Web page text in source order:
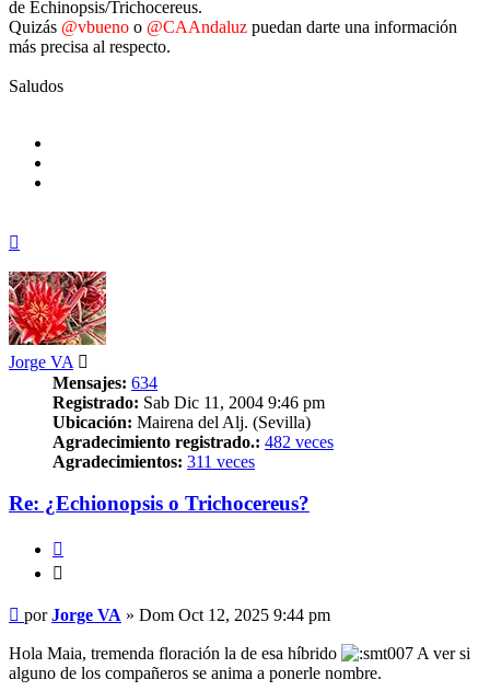
de Echinopsis/Trichocereus.
Quizás @vbueno o @CAAndaluz puedan darte una información
más precisa al respecto.
Saludos
Jorge VA
Mensajes: 634
Registrado: Sab Dic 11, 2004 9:46 pm
Ubicación: Mairena del Alj. (Sevilla)
Agradecimiento registrado.: 482 veces
Agradecimientos: 311 veces
Re: ¿Echionopsis o Trichocereus?
Mensaje
porJorge VA » Dom Oct 12, 2025 9:44 pm
Hola Maia, tremenda floración la de esa híbrido
A ver si
alguno de los compañeros se anima a ponerle nombre.